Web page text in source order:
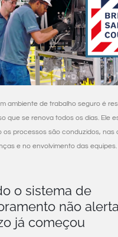
ambiente de trabalho seguro é
que se renova todos os dias. Ele
os processos são conduzidos, nas
e no envolvimento das equipes.
o sistema de
não
já começou